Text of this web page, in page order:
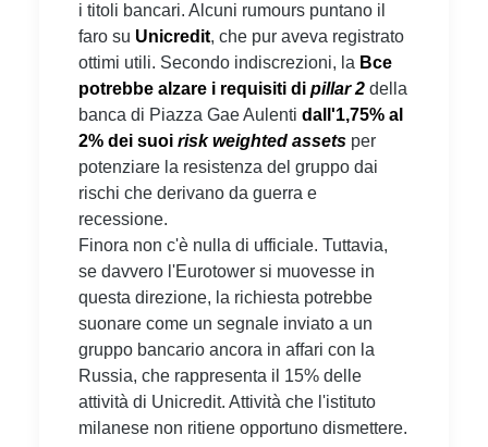
i titoli bancari. Alcuni rumours puntano il
faro su Unicredit, che pur aveva registrato
ottimi utili. Secondo indiscrezioni, la Bce
potrebbe alzare i requisiti di pillar 2 della
banca di Piazza Gae Aulenti dall'1,75% al
2% dei suoi risk weighted assets per
potenziare la resistenza del gruppo dai
rischi che derivano da guerra e
recessione.
Finora non c'è nulla di ufficiale. Tuttavia,
se davvero l'Eurotower si muovesse in
questa direzione, la richiesta potrebbe
suonare come un segnale inviato a un
gruppo bancario ancora in affari con la
Russia, che rappresenta il 15% delle
attività di Unicredit. Attività che l'istituto
milanese non ritiene opportuno dismettere.